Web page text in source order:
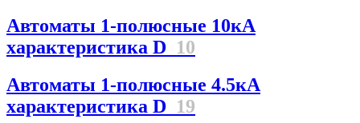
Автоматы 1-полюсные 10кА
характеристика D 10
Автоматы 1-полюсные 4.5кА
характеристика D 19